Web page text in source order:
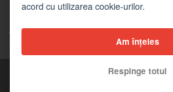
Formular de contact
Angro
Copyright © 2026
acord cu utilizarea cookie-urilor.
Am înțeles
Respinge totul